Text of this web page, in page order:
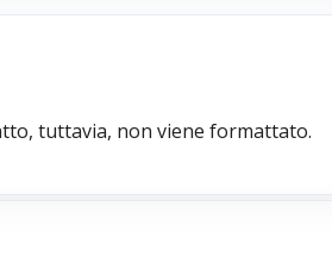
tuttavia, non viene formattato.